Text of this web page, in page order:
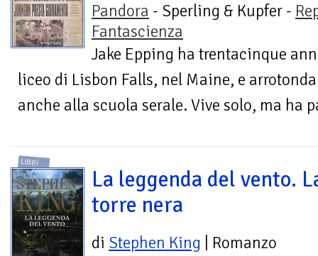
Pandora - Sperling & Kupfer -
Fantascienza
Jake Epping ha trentacinque
liceo di Lisbon Falls, nel Maine, e
anche alla scuola serale. Vive solo, ma ha
LIBRI
La leggenda del vento.
torre nera
di Stephen King | Romanzo